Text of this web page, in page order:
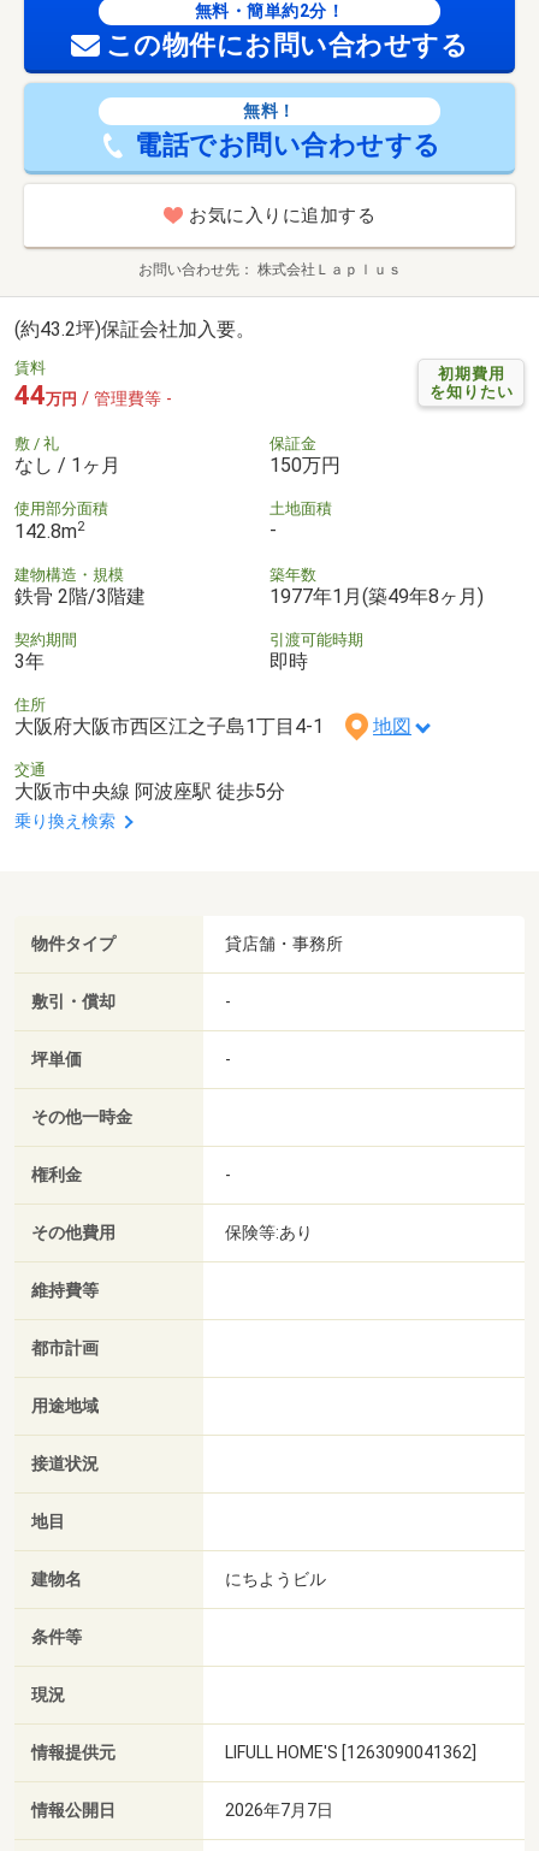
無料・簡単約2分！
この物件にお問い合わせする
無料！
電話でお問い合わせする
お気に入りに追加する
お問い合わせ先 株式会社Ｌａｐｌｕｓ
(約43.2坪)保証会社加入要。
初期費用
を知りたい
賃料
44万円 / 管理費等 -
敷 / 礼
なし / 1ヶ月
保証金
150万円
使用部分面積
142.8m2
土地面積
-
建物構造・規模
鉄骨 2階/3階建
築年数
1977年1月(築49年8ヶ月)
契約期間
3年
引渡可能時期
即時
住所
大阪府大阪市西区江之子島1丁目4-1 地図
交通
大阪市中央線 阿波座駅 徒歩5分
乗り換え検索
物件タイプ 貸店舗・事務所
敷引・償却 -
坪単価 -
その他一時金
権利金 -
その他費用 保険等:あり
維持費等
都市計画
用途地域
接道状況
地目
建物名 にちようビル
条件等
現況
情報提供元 LIFULL HOME'S [1263090041362]
情報公開日 2026年7月7日